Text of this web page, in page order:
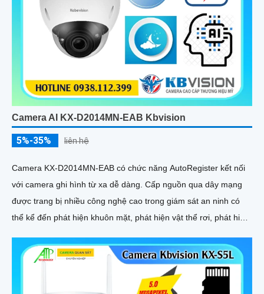
Camera AI KX-D2014MN-EAB Kbvision
5%-35% liên hệ
Camera KX-D2014MN-EAB có chức năng AutoRegister kết nối
với camera ghi hình từ xa dễ dàng. Cấp nguồn qua dây mạng
được trang bị nhiều công nghệ cao trong giám sát an ninh có
thể kể đến phát hiện khuôn mặt, phát hiện vật thể rơi, phát hiện